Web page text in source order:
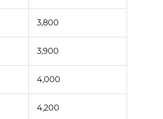
3,800
3,900
4,000
4,200